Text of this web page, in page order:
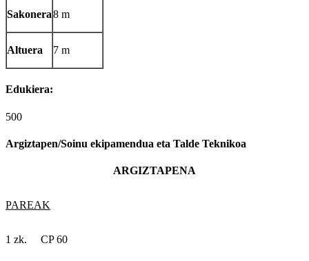
Sakonera8 m
Altuera 7 m
Edukiera:
500
Argiztapen/Soinu ekipamendua eta Talde Teknikoa
ARGIZTAPENA
PAREAK
1 zk. CP 60